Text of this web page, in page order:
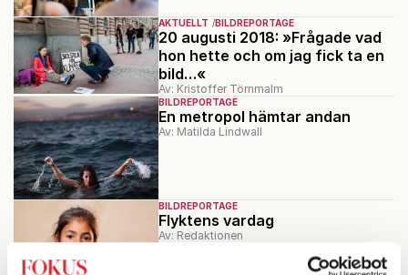
AKTUELLT BILDREPORTAGE
20 augusti 2018: »Frågade vad
hon hette och om jag fick ta en
bild…«
Av: Kristoffer Törnmalm
BILDREPORTAGE
En metropol hämtar andan
Av: Matilda Lindwall
BILDREPORTAGE
Flyktens vardag
Av: Redaktionen